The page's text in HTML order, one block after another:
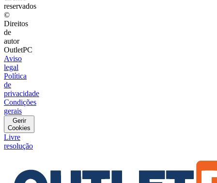
reservados
©
Direitos
de
autor
OutletPC
Aviso
legal
Política
de
privacidade
Condições
gerais
Gerir
Cookies
Livre
resolução